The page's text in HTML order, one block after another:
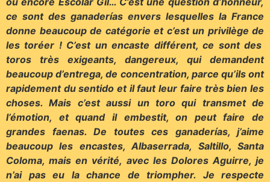
ce sont des ganaderías envers lesquelles la France
donne beaucoup de catégorie et c’est un privilège de
les toréer ! C’est un encaste différent, ce sont des
toros très exigeants, dangereux, qui demandent
beaucoup d’entrega, de concentration, parce qu’ils ont
rapidement du sentido et il faut leur faire très bien les
choses. Mais c’est aussi un toro qui transmet de
l’émotion, et quand il embestit, on peut faire de
grandes faenas. De toutes ces ganaderías, j’aime
beaucoup les encastes, Albaserrada, Saltillo, Santa
Coloma, mais en vérité, avec les Dolores Aguirre, je
n’ai pas eu la chance de triompher. Je respecte